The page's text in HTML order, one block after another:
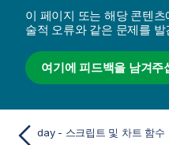
이 페이지 또는 해당 콘텐
술적 오류와 같은 문제를
여기에 피드백을 남겨주
day - 스크립트 및 차트 함수